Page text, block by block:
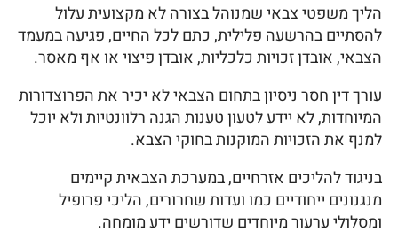
הליך משפטי צבאי שמנוהל בצורה לא מקצועית עלול
להסתיים בהרשעה פלילית, כתם לכל החיים, פגיעה במעמד
הצבאי, אובדן זכויות כלכליות, אובדן פיצוי או אף מאסר.
עורך דין חסר ניסיון בתחום הצבאי לא יכיר את הפרוצדורות
המיוחדות, לא יידע לטעון טענות הגנה רלוונטיות ולא יוכל
למנף את הזכויות המוקנות בחוקי הצבא.
בניגוד להליכים אזרחיים, במערכת הצבאית קיימים
מנגנונים ייחודיים כמו ועדות שחרורים, הליכי פרופיל
ומסלולי ערעור מיוחדים שדורשים ידע מומחה.